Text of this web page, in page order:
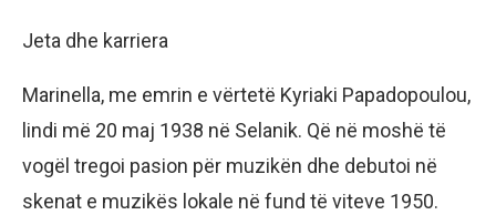
Jeta dhe karriera
Marinella, me emrin e vërtetë Kyriaki Papadopoulou,
lindi më 20 maj 1938 në Selanik. Që në moshë të
vogël tregoi pasion për muzikën dhe debutoi në
skenat e muzikës lokale në fund të viteve 1950.